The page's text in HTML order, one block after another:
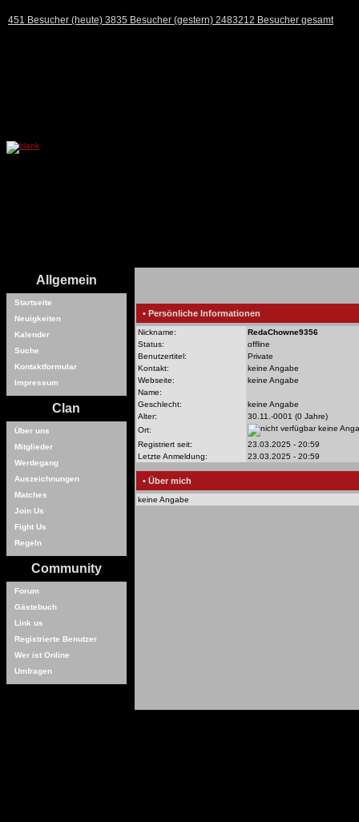
451 Besucher (heute) 3835 Besucher (gestern) 2483212 Besucher gesamt
Allgemein
Startseite
Neuigkeiten
Kalender
Suche
Kontaktformular
Impressum
Clan
Über uns
Mitglieder
Werdegang
Auszeichnungen
Matches
Join Us
Fight Us
Regeln
Community
Forum
Gästebuch
Link us
Registrierte Benutzer
Wer ist Online
Umfragen
• Persönliche Informationen
Nickname:
RedaChowne9356
Status:
offline
Benutzertitel:
Private
Kontakt:
keine Angabe
Webseite:
keine Angabe
Name:
Geschlecht:
keine Angabe
Alter:
30.11.-0001 (0 Jahre)
Ort:
keine
Registriert seit:
23.03.2025 - 20:59
Letzte Anmeldung:
23.03.2025 - 20:59
• Über mich
keine Angabe